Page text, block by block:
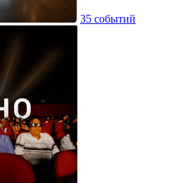
35 событий